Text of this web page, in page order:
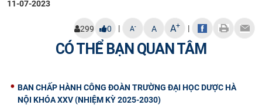
11-07-2023
299 0 | A- A A+ |
CÓ THỂ BẠN QUAN TÂM
BAN CHẤP HÀNH CÔNG ĐOÀN TRƯỜNG ĐẠI HỌC DƯỢC HÀ
NỘI KHÓA XXV (NHIỆM KỲ 2025-2030)